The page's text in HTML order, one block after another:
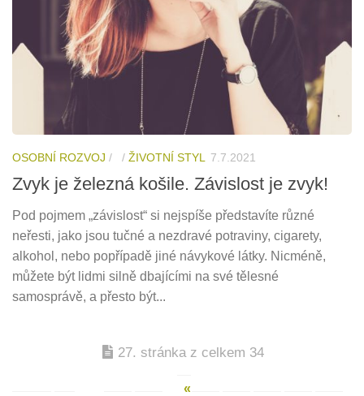
OSOBNÍ ROZVOJ / / ŽIVOTNÍ STYL 7.7.2021
Zvyk je železná košile. Závislost je zvyk!
Pod pojmem „závislost“ si nejspíše představíte různé
neřesti, jako jsou tučné a nezdravé potraviny, cigarety,
alkohol, nebo popřípadě jiné návykové látky. Nicméně,
můžete být lidmi silně dbajícími na své tělesné
samosprávě, a přesto být...
27. stránka z celkem 34
«